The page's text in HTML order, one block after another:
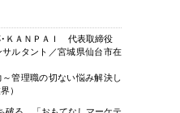
･ＫＡＮＰＡＩ 代表取締役
ルタント／宮城県仙台市在
管理職の切ない悩み解決し
）